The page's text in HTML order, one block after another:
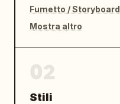
Fumetto / Storyboard
Mostra altro
Stili